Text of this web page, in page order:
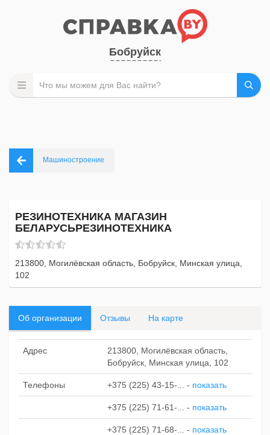
Бобруйск
Машиностроение
РЕЗИНОТЕХНИКА МАГАЗИН
БЕЛАРУСЬРЕЗИНОТЕХНИКА
213800, Могилёвская область, Бобруйск, Минская улица,
102
Об организации Отзывы На карте
Адрес
213800, Могилёвская область,
Бобруйск, Минская улица, 102
Телефоны +375 (225) 43-15-... - показать
+375 (225) 71-61-... - показать
+375 (225) 71-68-... - показать